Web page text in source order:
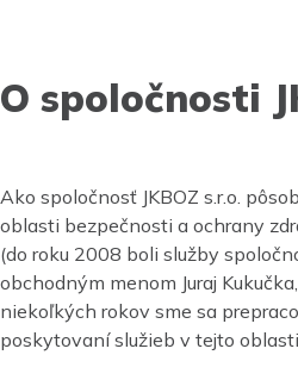
O spoločnosti
Ako spoločnosť JKBOZ s.r.o.
oblasti bezpečnosti a ochrany
(do roku 2008 boli služby
obchodným menom Juraj
niekoľkých rokov sme sa
poskytovaní služieb v tejto